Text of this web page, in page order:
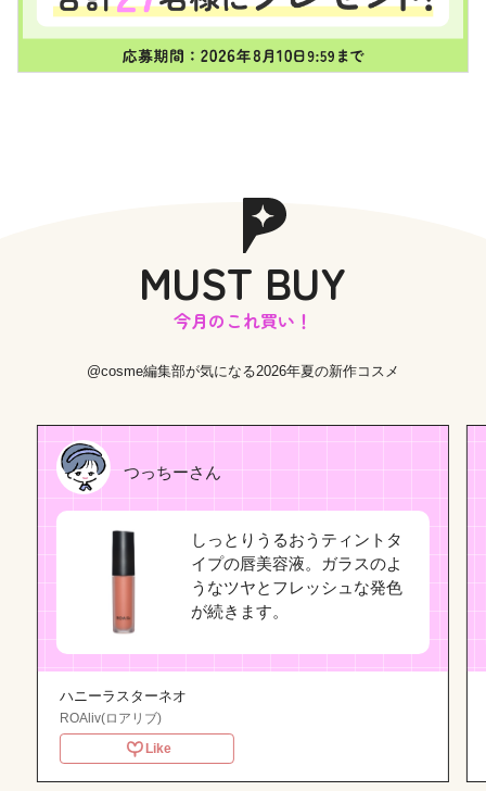
MUST BUY
今月のこれ買い！
@cosme編集部が気になる2026年夏の新作コスメ
つっちーさん
しっとりうるおうティントタ
イプの唇美容液。ガラスのよ
うなツヤとフレッシュな発色
が続きます。
ハニーラスターネオ
ROAliv(ロアリブ)
Like